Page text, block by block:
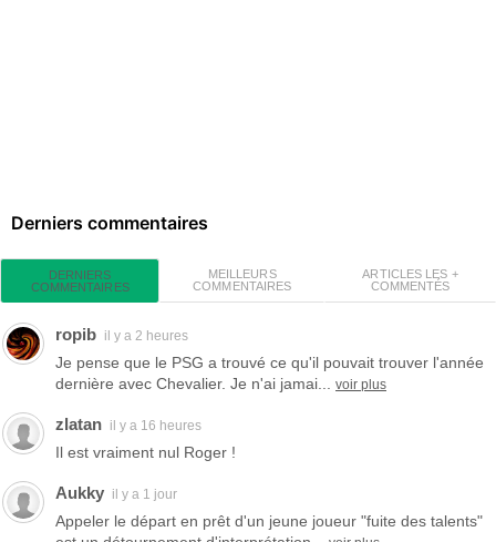
Derniers commentaires
DERNIERS
COMMENTAIRES
MEILLEURS
COMMENTAIRES
ARTICLES LES +
COMMENTÉS
ropib il y a 2 heures
Je pense que le PSG a trouvé ce qu'il pouvait trouver l'année
dernière avec Chevalier. Je n'ai jamai... voir plus
zlatan il y a 16 heures
Il est vraiment nul Roger !
Aukky il y a 1 jour
Appeler le départ en prêt d'un jeune joueur "fuite des talents"